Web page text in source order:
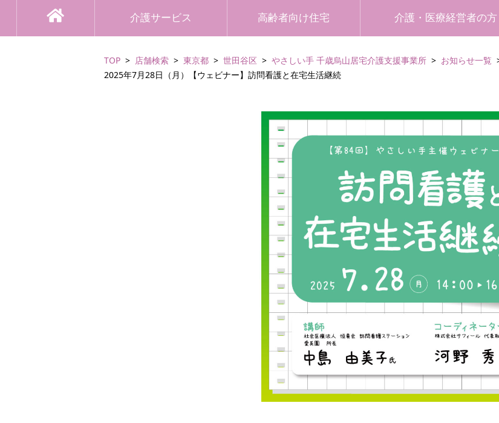
介護サービス 高齢者向け住宅 介護・医療経営者の方
TOP 店舗検索 東京都 世田谷区 やさしい手 千歳烏山居宅介護支援事業所
お知らせ一覧
2025年7月28日（月）【ウェビナー】訪問看護と在宅生活継続